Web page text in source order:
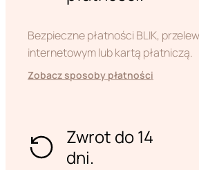
Bezpieczne płatności BLIK,
internetowym lub kartą płatniczą.
Zobacz sposoby płatności
Zwrot do 14
dni.